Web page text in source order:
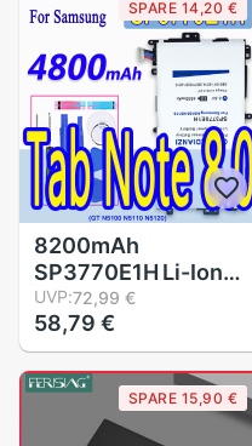
EB-BT825Abe
6000mAh
SPARE 14,20 €
8200mAh
SP3770E1H Li-Ion
Tablette Batterie
Für Samsung
Galaxis Hinweis 8,0
GT N5100 N5110
N5120 Lithium-
Polymer-Batterien
UVP:72,99 €
58,79 €
SPARE 15,90 €